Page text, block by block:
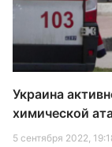
Украина
химической
5 сентября 2022,